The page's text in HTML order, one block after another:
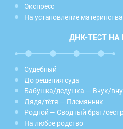
Экспресс
На установление материнства
ДНК-ТЕСТ НА
Судебный
До решения суда
Бабушка/дедушка — Внук/
Дядя/тётя — Племянник
Родной — Сводный брат/
На любое родство